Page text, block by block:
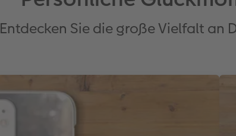
Entdecken Sie die große Vielfalt an